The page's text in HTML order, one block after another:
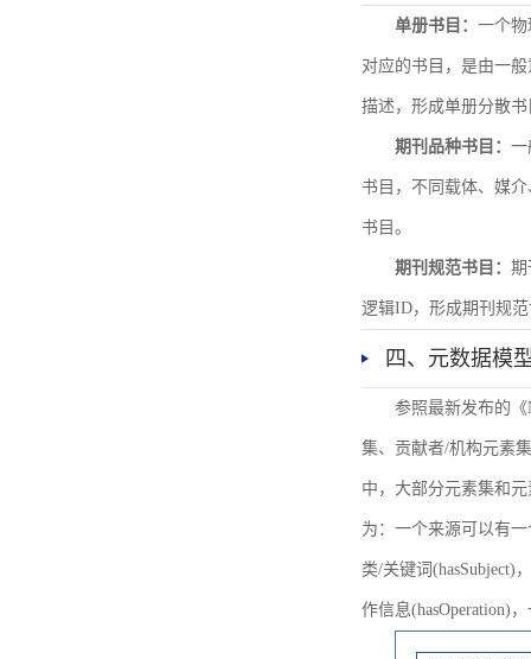
单册书目： 一个
对应的书目，是由一
描述，形成单册分散
期刊品种书目： 一
书目，不同载体、媒
书目。
期刊规范书目： 期
逻辑ID，形成期刊规
四、元数据模
参照最新发布的
集、贡献者/机构元素
中，大部分元素集和
为：一个来源可以有
类/关键词(hasSubject)
作信息(hasOperation)